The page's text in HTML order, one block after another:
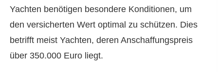
Yachten benötigen besondere Konditionen, um
den versicherten Wert optimal zu schützen. Dies
betrifft meist Yachten, deren Anschaffungspreis
über 350.000 Euro liegt.